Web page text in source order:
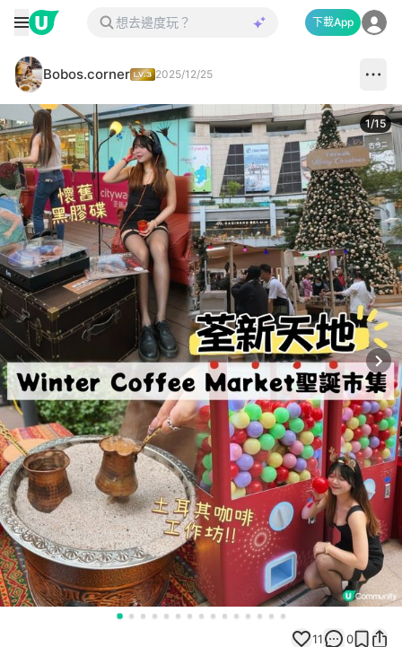
下載App
Bobos.corner 2025/12/25
1/15
11 0